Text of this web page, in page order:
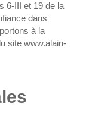
6-III et 19 de la
dans
à la
site www.alain-